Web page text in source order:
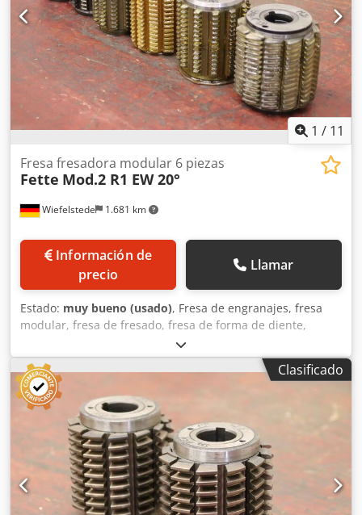
1 / 11
Wiefelstede 1.681 km
Fresa fresadora modular 6 piezas
Fette Mod.2 R1 EW 20°
Información de
precio
Llamar
Estado: muy bueno (usado), Fresa de engranajes, fresa
modular, fresa de fresado, fresa de forma de diente,
cabezal de fresado modular, fresa de extremo de carcasa,
fresa cilíndrica, fresa, fresa de fresado, fresa de fresado
para eje estriado, fresa de fresado para engranajes, fresa
de fresado para orejetas, fresa de cremallera -Fabricante:
Fette, fresadora de 6 piezas -Tipo: Mod.2 R1 EW 20° ver
fotos -Agujero: Ø 32 mm -Precio/Entrega: completo
Chjdpfov D Dpxjx Acasa -Dimensiones de transporte:
270/180/H115 mm -Peso total: 18,3 kg
Clasificado